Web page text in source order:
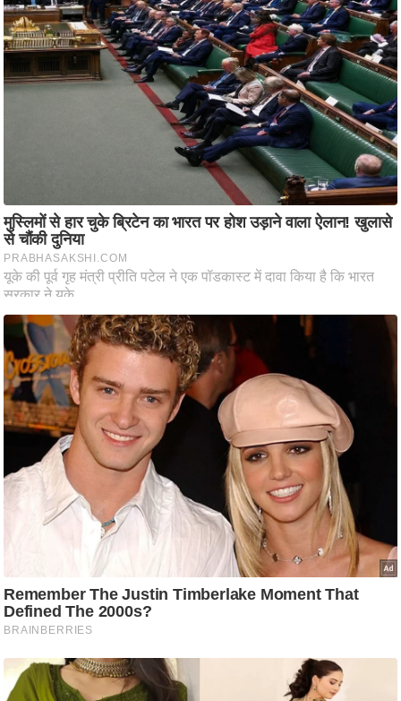
ई
.
चा
य
क्षा
ध
र्म
ज्यो
ष
प्र
भु
म
हि
/
ध
व्र
त
हा